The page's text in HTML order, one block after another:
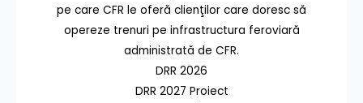
pe care CFR le oferă clienţilor care doresc să
opereze trenuri pe infrastructura feroviară
administrată de CFR.
DRR 2026
DRR 2027 Proiect